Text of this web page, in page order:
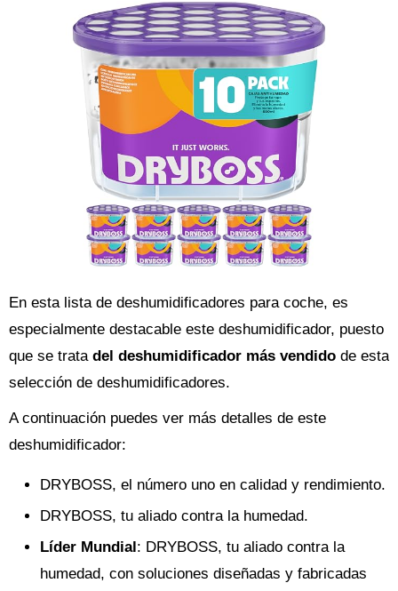
En esta lista de deshumidificadores para coche, es
especialmente destacable este deshumidificador, puesto
que se trata del deshumidificador más vendido de esta
selección de deshumidificadores.
A continuación puedes ver más detalles de este
deshumidificador:
DRYBOSS, el número uno en calidad y rendimiento.
DRYBOSS, tu aliado contra la humedad.
Líder Mundial: DRYBOSS, tu aliado contra la
humedad, con soluciones diseñadas y fabricadas